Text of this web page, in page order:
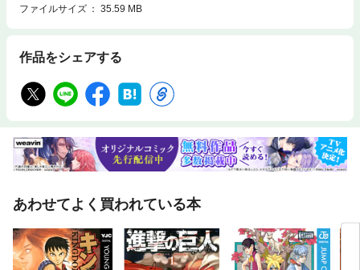
ファイルサイズ
35.59 MB
作品をシェアする
あわせてよく買われている本